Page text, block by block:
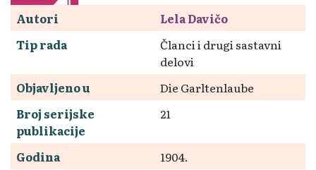
Autori
Lela Davičo
Tip rada
Članci i drugi sastavni
delovi
Objavljeno u
Die Garltenlaube
Broj serijske
publikacije
21
Godina
1904.